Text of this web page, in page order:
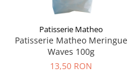
Patisserie Matheo
Patisserie Matheo Meringue
Waves 100g
13,50 RON